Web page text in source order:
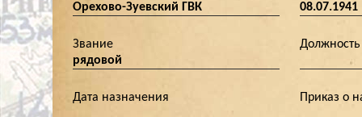
Орехово-Зуевский ГВК
08.07.1941
Звание
рядовой
Должность
Дата назначения Приказ о